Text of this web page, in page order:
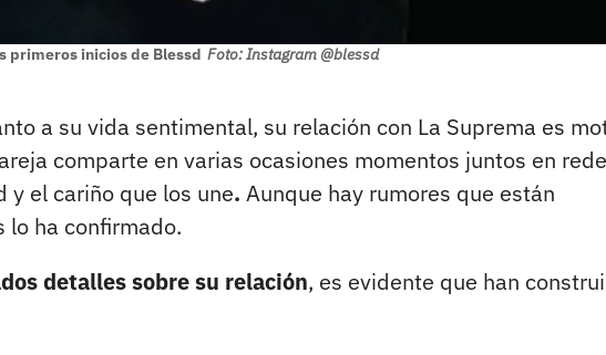
primeros inicios de Blessd Foto: Instagram @blessd
a su vida sentimental, su relación con La Suprema es
comparte en varias ocasiones momentos juntos en
el cariño que los une. Aunque hay rumores que están
lo ha confirmado.
detalles sobre su relación, es evidente que han